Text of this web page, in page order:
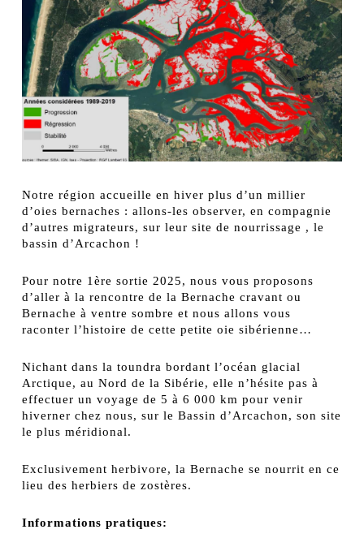
Notre région accueille en hiver plus d’un millier
d’oies bernaches : allons-les observer, en compagnie
d’autres migrateurs, sur leur site de nourrissage , le
bassin d’Arcachon !
Pour notre 1ère sortie 2025, nous vous proposons
d’aller à la rencontre de la Bernache cravant ou
Bernache à ventre sombre et nous allons vous
raconter l’histoire de cette petite oie sibérienne…
Nichant dans la toundra bordant l’océan glacial
Arctique, au Nord de la Sibérie, elle n’hésite pas à
effectuer un voyage de 5 à 6 000 km pour venir
hiverner chez nous, sur le Bassin d’Arcachon, son site
le plus méridional.
Exclusivement herbivore, la Bernache se nourrit en ce
lieu des herbiers de zostères.
Informations pratiques: